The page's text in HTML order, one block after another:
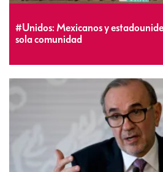
#Unidos: Mexicanos y
sola comunidad